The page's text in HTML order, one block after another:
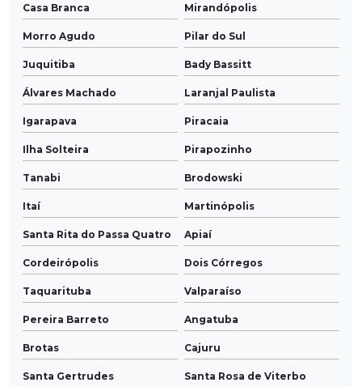
Casa Branca Mirandópolis
Morro Agudo Pilar do Sul
Juquitiba Bady Bassitt
Álvares Machado Laranjal Paulista
Igarapava Piracaia
Ilha Solteira Pirapozinho
Tanabi Brodowski
Itaí Martinópolis
Santa Rita do Passa Quatro Apiaí
Cordeirópolis Dois Córregos
Taquarituba Valparaíso
Pereira Barreto Angatuba
Brotas Cajuru
Santa Gertrudes Santa Rosa de Viterbo